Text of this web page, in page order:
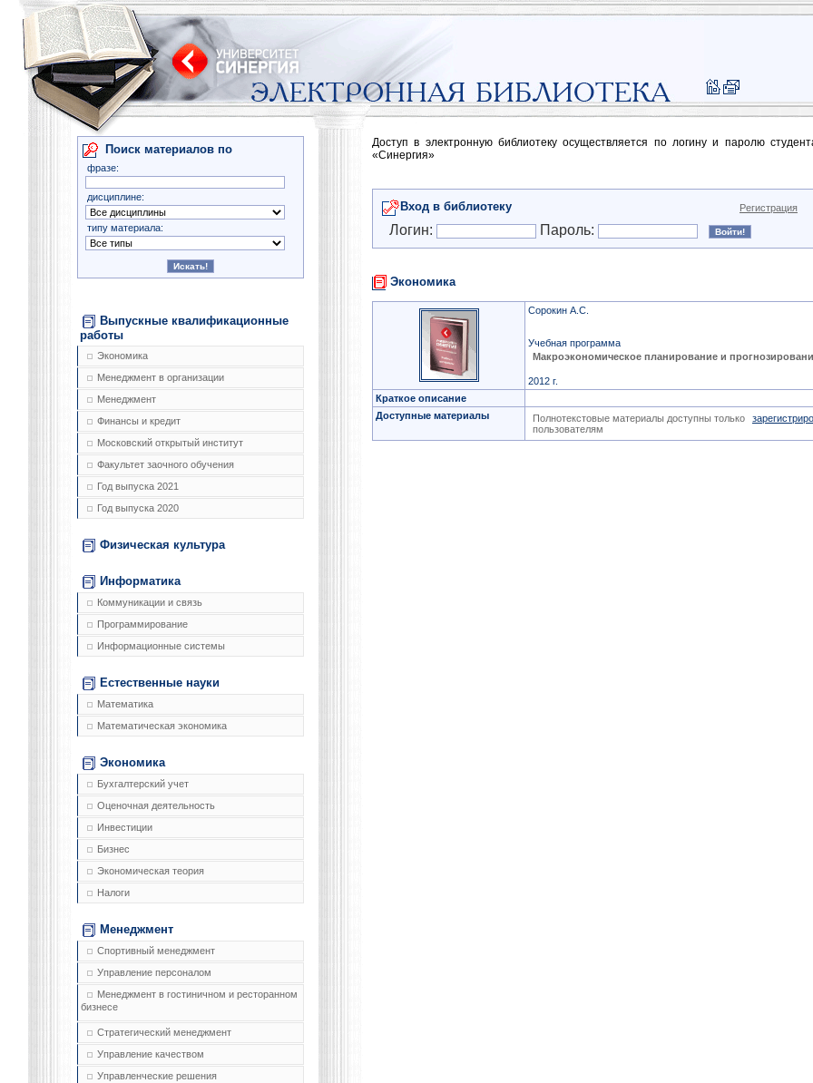
Поиск материалов по
фразе:
дисциплине:
типу материала:
Выпускные квалификационные
работы
Экономика
Менеджмент в организации
Менеджмент
Финансы и кредит
Московский открытый институт
Факультет заочного обучения
Год выпуска 2021
Год выпуска 2020
Физическая культура
Информатика
Коммуникации и связь
Программирование
Информационные системы
Естественные науки
Математика
Математическая экономика
Экономика
Бухгалтерский учет
Оценочная деятельность
Инвестиции
Бизнес
Экономическая теория
Налоги
Менеджмент
Спортивный менеджмент
Управление персоналом
Менеджмент в гостиничном и ресторанном
бизнесе
Стратегический менеджмент
Управление качеством
Управленческие решения
Доступ в электронную библиотеку осуществляется по логину и паролю
«Синергия»
Вход в библиотеку Регистрация
Логин: Пароль:
Экономика
Сорокин А.С.
Учебная программа
Макроэкономическое планирование и
2012 г.
Краткое описание
Доступные материалы
Полнотекстовые материалы доступны только
пользователям